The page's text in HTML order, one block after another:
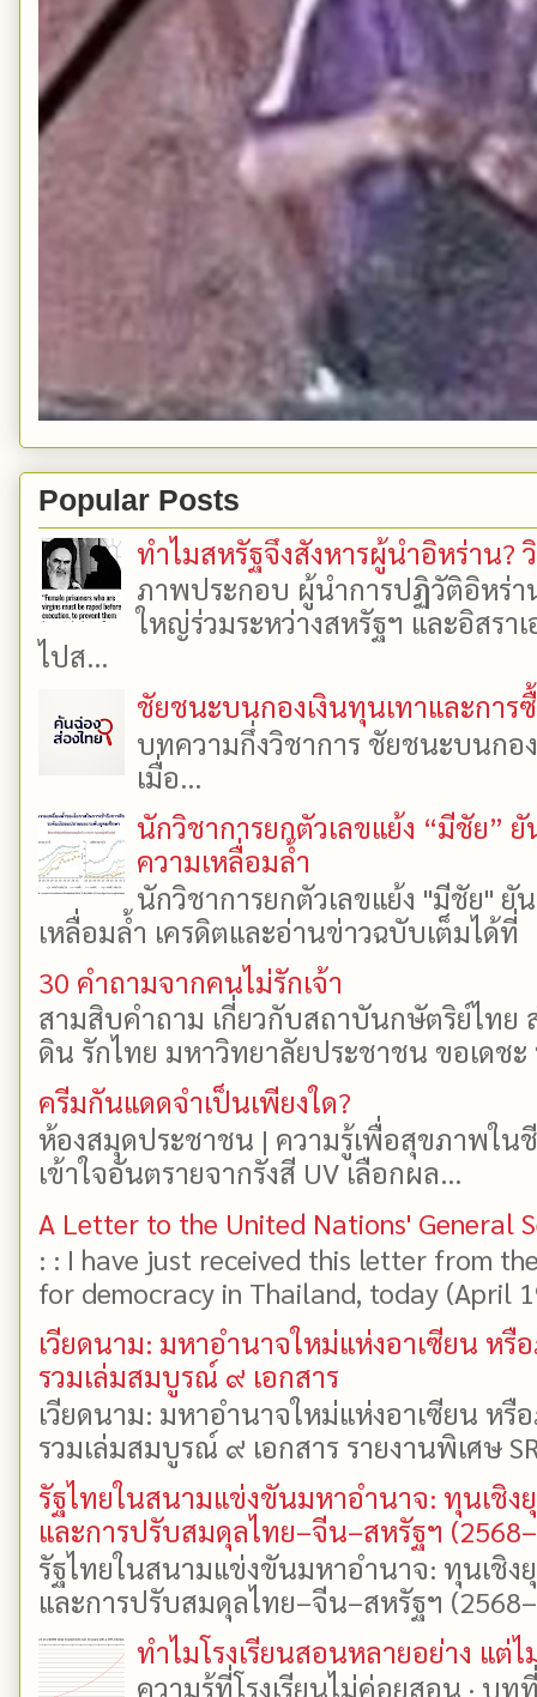
Popular Posts
ทำไมสหรัฐจึงสังหารผู้นำอิหร่าน?
ภาพประกอบ ผู้นำการปฏิวัติอิหร่า
ใหญ่ร่วมระหว่างสหรัฐฯ และอิสรา
ไปส...
ชัยชนะบนกองเงินทุนเทาและการ
บทความกึ่งวิชาการ ชัยชนะบนกอ
เมื่อ...
นักวิชาการยกตัวเลขแย้ง “มีชัย”
ความเหลื่อมล้ำ
นักวิชาการยกตัวเลขแย้ง "มีชัย"
เหลื่อมล้ำ เครดิตและอ่านข่าวฉบับเต็มได้
30 คำถามจากคนไม่รักเจ้า
สามสิบคำถาม เกี่ยวกับสถาบันกษัตริย์ไทย
ดิน รักไทย มหาวิทยาลัยประชาชน ขอเดช
ครีมกันแดดจำเป็นเพียงใด?
ห้องสมุดประชาชน | ความรู้เพื่อสุขภาพใน
เข้าใจอันตรายจากรังสี UV เลือกผล...
A Letter to the United Nations' General
: : I have just received this letter from
for democracy in Thailand, today (April
เวียดนาม: มหาอำนาจใหม่แห่งอาเซียน ห
รวมเล่มสมบูรณ์ ๙ เอกสาร
เวียดนาม: มหาอำนาจใหม่แห่งอาเซียน ห
รวมเล่มสมบูรณ์ ๙ เอกสาร รายงานพิเศษ
รัฐไทยในสนามแข่งขันมหาอำนาจ: ทุนเชิง
และการปรับสมดุลไทย–จีน–สหรัฐฯ
รัฐไทยในสนามแข่งขันมหาอำนาจ: ทุนเชิง
และการปรับสมดุลไทย–จีน–สหรัฐฯ
ทำไมโรงเรียนสอนหลายอย่าง แต่ไ
ความรู้ที่โรงเรียนไม่ค่อยสอน · บ